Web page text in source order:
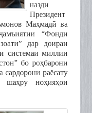
назди
Президент
Маҳмадӣ ва
“Фонди
дар доираи
системаи миллии
бо роҳбарони
сардорони раёсату
ноҳияҳои